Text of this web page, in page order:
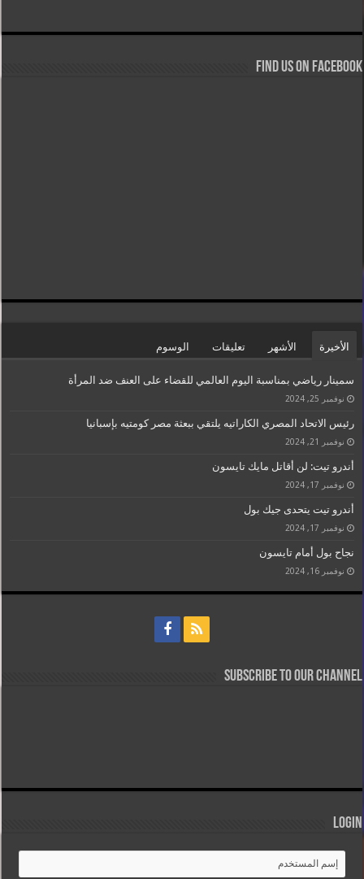
Find us on Facebook
الأخيرة الأشهر تعليقات الوسوم
سمينار رياضي بمناسبة اليوم العالمي للقضاء على العنف ضد المرأة
نوفمبر 25, 2024
رئيس الاتحاد المصري الكاراتيه يلتقي ببعثة مصر كومتيه بإسبانيا
نوفمبر 21, 2024
أندرو تيت: لن أقاتل مايك تايسون
نوفمبر 17, 2024
أندرو تيت يتحدى جيك بول
نوفمبر 17, 2024
نجاح بول أمام تايسون
نوفمبر 16, 2024
Subscribe to our Channel
Login